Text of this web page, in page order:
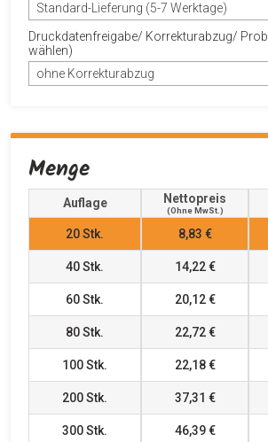
Standard-Lieferung (5-7 Werktage)
Druckdatenfreigabe/ Korrekturabzug/
wählen)
ohne Korrekturabzug
Menge
Auflage Nettopreis
(ohne MwSt.)
20Stk. 8,83 €
40Stk. 14,22 €
60Stk. 20,12 €
80Stk. 22,72 €
100Stk. 22,18 €
200Stk. 37,31 €
300Stk. 46,39 €